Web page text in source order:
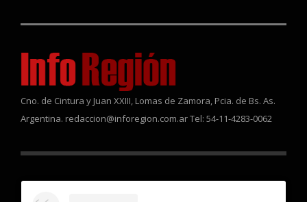
Cno. de Cintura y Juan XXIII, Lomas de Zamora, Pcia. de Bs. As.
Argentina. redaccion@inforegion.com.ar Tel: 54-11-4283-0062